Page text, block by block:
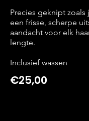
Precies geknipt
een frisse, scherpe
aandacht voor elk
lengte.
Inclusief wassen
€25,00